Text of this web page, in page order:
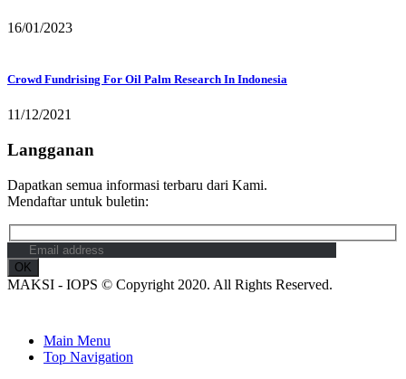
16/01/2023
Crowd Fundrising For Oil Palm Research In Indonesia
11/12/2021
Langganan
Dapatkan semua informasi terbaru dari Kami.
Mendaftar untuk buletin:
MAKSI - IOPS © Copyright 2020. All Rights Reserved.
Main Menu
Top Navigation